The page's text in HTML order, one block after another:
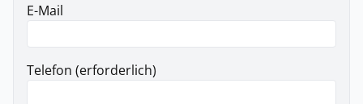
E-Mail
Telefon (erforderlich)